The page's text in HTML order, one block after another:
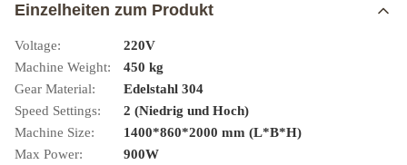
Einzelheiten zum Produkt
Voltage:
220V
Machine Weight:
450 kg
Gear Material:
Edelstahl 304
Speed Settings:
2 (Niedrig und Hoch)
Machine Size:
1400*860*2000 mm (L*B*H)
Max Power:
900W